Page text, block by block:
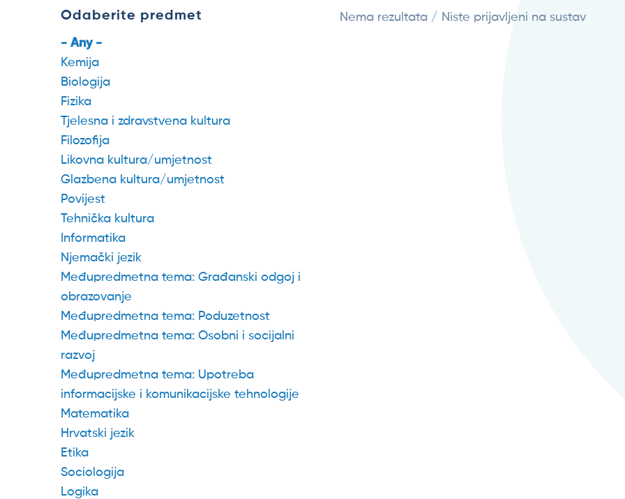
Nema rezultata / Niste prijavljeni na sustav
Odaberite predmet
- Any -
Kemija
Biologija
Fizika
Tjelesna i zdravstvena kultura
Filozofija
Likovna kultura/umjetnost
Glazbena kultura/umjetnost
Povijest
Tehnička kultura
Informatika
Njemački jezik
Međupredmetna tema: Građanski odgoj i
obrazovanje
Međupredmetna tema: Poduzetnost
Međupredmetna tema: Osobni i socijalni
razvoj
Međupredmetna tema: Upotreba
informacijske i komunikacijske tehnologije
Matematika
Hrvatski jezik
Etika
Sociologija
Logika